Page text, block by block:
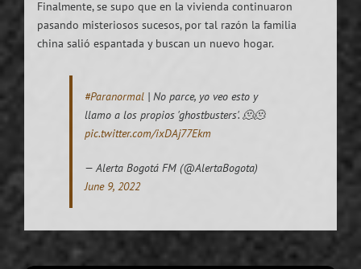
Finalmente, se supo que en la vivienda continuaron
pasando misteriosos sucesos, por tal razón la familia
china salió espantada y buscan un nuevo hogar.
#Paranormal| No parce, yo veo esto y
llamo a los propios 'ghostbusters'. 🫠🫠
pic.twitter.com/ixDAj77Ekm
— Alerta Bogotá FM (@AlertaBogota)
June 9, 2022